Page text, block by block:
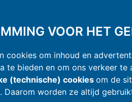
VOOR HET
cookies om inhoud en
te bieden en om ons verkeer te
(technische) cookies om de
Daarom worden ze altijd